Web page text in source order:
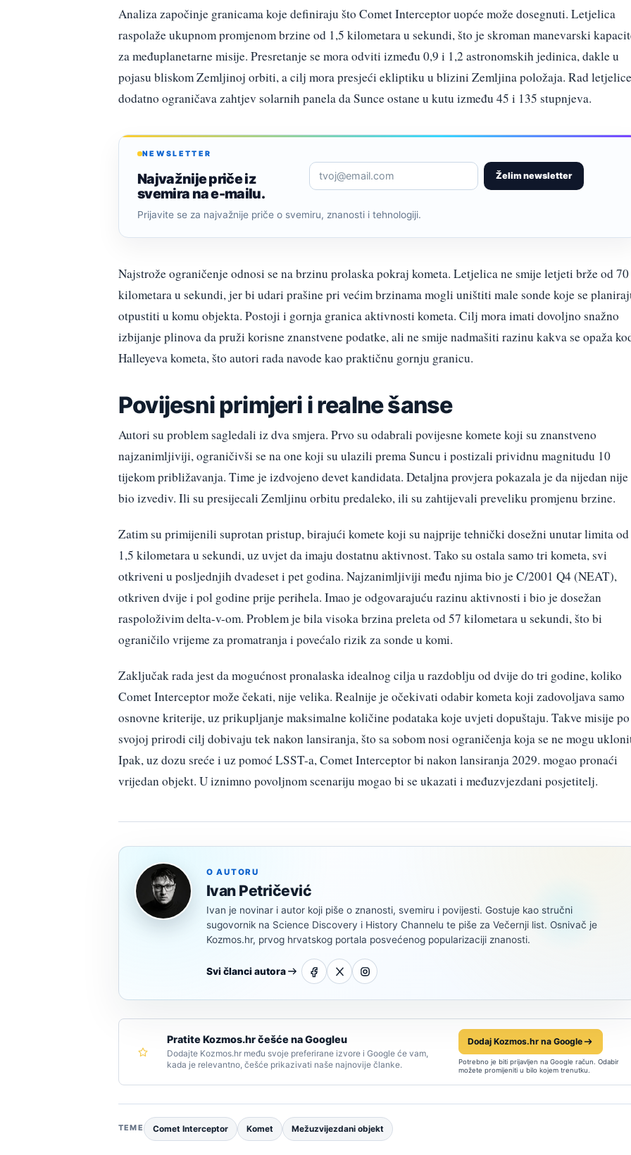
Analiza započinje granicama koje definiraju što Comet Interceptor uopće može dosegnuti. Letjelica
raspolaže ukupnom promjenom brzine od 1,5 kilometara u sekundi, što je skroman manevarski
za međuplanetarne misije. Presretanje se mora odviti između 0,9 i 1,2 astronomskih jedinica, dakle u
pojasu bliskom Zemljinoj orbiti, a cilj mora presjeći ekliptiku u blizini Zemljina položaja. Rad letjelice
dodatno ograničava zahtjev solarnih panela da Sunce ostane u kutu između 45 i 135 stupnjeva.
NEWSLETTER
Najvažnije priče iz
svemira na e-mailu.
Želim newsletter
Prijavite se za najvažnije priče o svemiru, znanosti i tehnologiji.
Najstrože ograničenje odnosi se na brzinu prolaska pokraj kometa. Letjelica ne smije letjeti brže od 70
kilometara u sekundi, jer bi udari prašine pri većim brzinama mogli uništiti male sonde koje se
otpustiti u komu objekta. Postoji i gornja granica aktivnosti kometa. Cilj mora imati dovoljno snažno
izbijanje plinova da pruži korisne znanstvene podatke, ali ne smije nadmašiti razinu kakva se opaža
Halleyeva kometa, što autori rada navode kao praktičnu gornju granicu.
Povijesni primjeri i realne šanse
Autori su problem sagledali iz dva smjera. Prvo su odabrali povijesne komete koji su znanstveno
najzanimljiviji, ograničivši se na one koji su ulazili prema Suncu i postizali prividnu magnitudu 10
tijekom približavanja. Time je izdvojeno devet kandidata. Detaljna provjera pokazala je da nijedan nije
bio izvediv. Ili su presijecali Zemljinu orbitu predaleko, ili su zahtijevali preveliku promjenu brzine.
Zatim su primijenili suprotan pristup, birajući komete koji su najprije tehnički dosežni unutar limita od
1,5 kilometara u sekundi, uz uvjet da imaju dostatnu aktivnost. Tako su ostala samo tri kometa, svi
otkriveni u posljednjih dvadeset i pet godina. Najzanimljiviji među njima bio je C/2001 Q4 (NEAT),
otkriven dvije i pol godine prije perihela. Imao je odgovarajuću razinu aktivnosti i bio je dosežan
raspoloživim delta-v-om. Problem je bila visoka brzina preleta od 57 kilometara u sekundi, što bi
ograničilo vrijeme za promatranja i povećalo rizik za sonde u komi.
Zaključak rada jest da mogućnost pronalaska idealnog cilja u razdoblju od dvije do tri godine, koliko
Comet Interceptor može čekati, nije velika. Realnije je očekivati odabir kometa koji zadovoljava samo
osnovne kriterije, uz prikupljanje maksimalne količine podataka koje uvjeti dopuštaju. Takve misije po
svojoj prirodi cilj dobivaju tek nakon lansiranja, što sa sobom nosi ograničenja koja se ne mogu
Ipak, uz dozu sreće i uz pomoć LSST-a, Comet Interceptor bi nakon lansiranja 2029. mogao pronaći
vrijedan objekt. U iznimno povoljnom scenariju mogao bi se ukazati i među­zvjezdani posjetitelj.
O AUTORU
Ivan Petričević
Ivan je novinar i autor koji piše o znanosti, svemiru i povijesti. Gostuje kao stručni
sugovornik na Science Discovery i History Channelu te piše za Večernji list. Osnivač je
Kozmos.hr, prvog hrvatskog portala posvećenog popularizaciji znanosti.
Svi članci autora
Pratite Kozmos.hr češće na Googleu
Dodajte Kozmos.hr među svoje preferirane izvore i Google će vam,
kada je relevantno, češće prikazivati naše najnovije članke.
Dodaj Kozmos.hr na Google
Potrebno je biti prijavljen na Google račun. Odabir
možete promijeniti u bilo kojem trenutku.
TEME Comet Interceptor Komet Mežuzvijezdani objekt